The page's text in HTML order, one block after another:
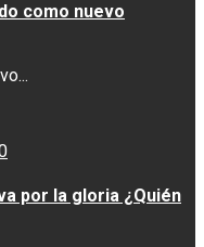
como nuevo
por la gloria ¿Quién